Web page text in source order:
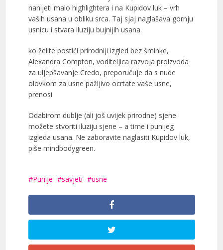
nanijeti malo highlightera i na Kupidov luk – vrh
vaših usana u obliku srca. Taj sjaj naglašava gornju
usnicu i stvara iluziju bujnijih usana.
ko želite postići prirodniji izgled bez šminke,
Alexandra Compton, voditeljica razvoja proizvoda
za uljepšavanje Credo, preporučuje da s nude
olovkom za usne pažljivo ocrtate vaše usne,
prenosi
Odabirom dublje (ali još uvijek prirodne) sjene
možete stvoriti iluziju sjene – a time i punijeg
izgleda usana. Ne zaboravite naglasiti Kupidov luk,
piše mindbodygreen.
Punije savjeti usne